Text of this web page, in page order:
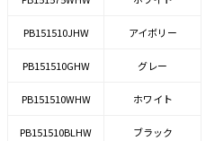
PB151510JHW アイボリー
PB151510GHW グレー
PB151510WHW ホワイト
PB151510BLHW ブラック